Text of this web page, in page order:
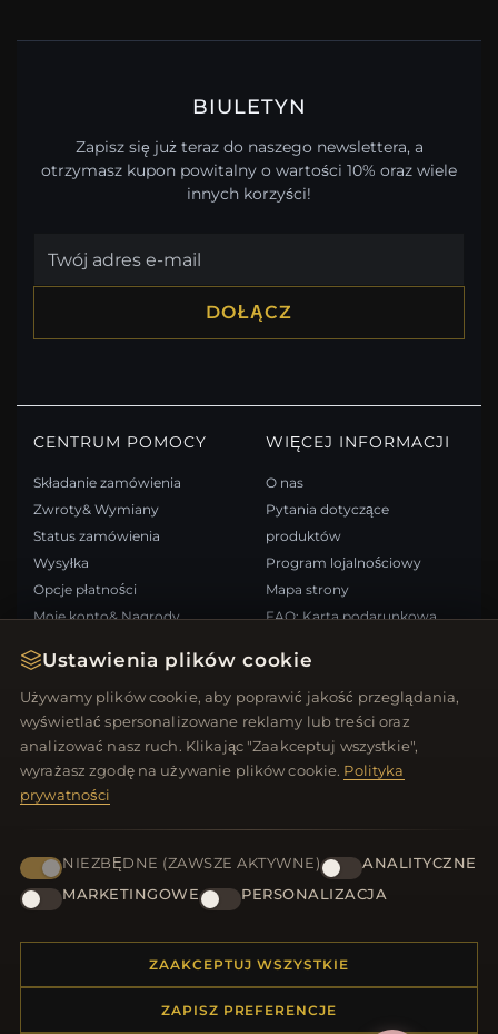
Ustawienia plików cookie
Używamy plików cookie, aby poprawić jakość przeglądania,
wyświetlać spersonalizowane reklamy lub treści oraz
analizować nasz ruch. Klikając "Zaakceptuj wszystkie",
wyrażasz zgodę na używanie plików cookie. Polityka
prywatności
NIEZBĘDNE (ZAWSZE AKTYWNE)
ANALITYCZNE
MARKETINGOWE
PERSONALIZACJA
ZAAKCEPTUJ WSZYSTKIE
ZAPISZ PREFERENCJE
BIULETYN
Zapisz się już teraz do naszego newslettera, a
otrzymasz kupon powitalny o wartości 10% oraz wiele
innych korzyści!
DOŁĄCZ
CENTRUM POMOCY
Składanie zamówienia
Zwroty& Wymiany
Status zamówienia
Wysyłka
Opcje płatności
Moje konto& Nagrody
WIĘCEJ INFORMACJI
O nas
Pytania dotyczące
produktów
Program lojalnościowy
Mapa strony
FAQ: Karta podarunkowa
Wypisz się z newslettera
SZYBKIE LINKI
Nowe produkty
Oferty specjalne
Recenzje
Zaloguj się
ŚLEDŹ NAS